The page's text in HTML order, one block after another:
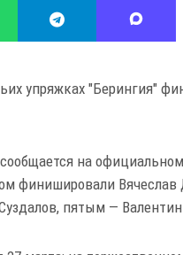
упряжках "Берингия"
на официальном
финишировали
пятым —